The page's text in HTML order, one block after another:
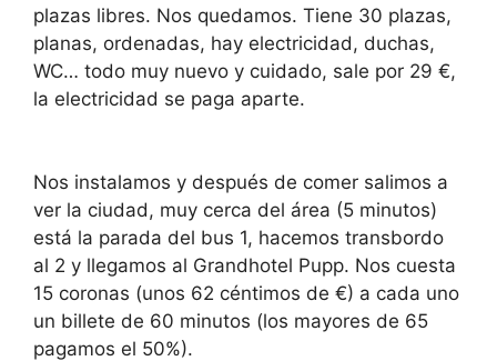
plazas libres. Nos quedamos. Tiene 30 plazas,
planas, ordenadas, hay electricidad, duchas,
WC… todo muy nuevo y cuidado, sale por 29 €,
la electricidad se paga aparte.
Nos instalamos y después de comer salimos a
ver la ciudad, muy cerca del área (5 minutos)
está la parada del bus 1, hacemos transbordo
al 2 y llegamos al Grandhotel Pupp. Nos cuesta
15 coronas (unos 62 céntimos de €) a cada uno
un billete de 60 minutos (los mayores de 65
pagamos el 50%).